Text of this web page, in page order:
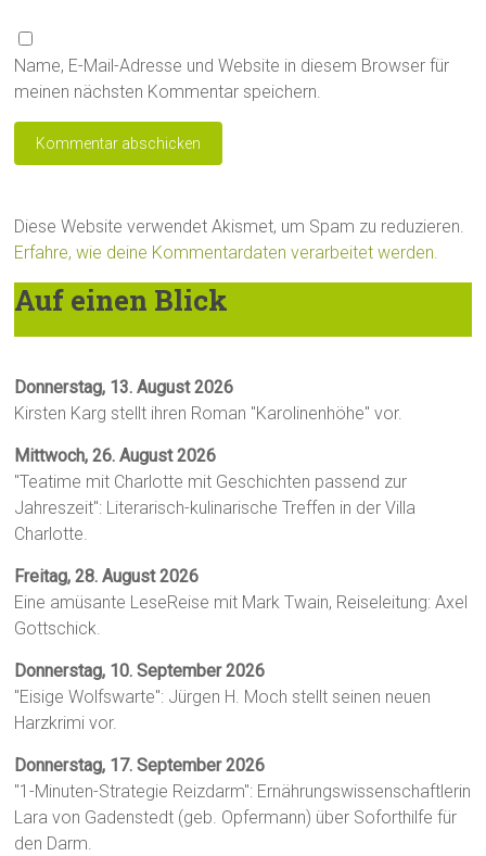
Name, E-Mail-Adresse und Website in diesem Browser für
meinen nächsten Kommentar speichern.
Diese Website verwendet Akismet, um Spam zu reduzieren.
Erfahre, wie deine Kommentardaten verarbeitet werden.
Auf einen Blick
Donnerstag, 13. August 2026
Kirsten Karg stellt ihren Roman "Karolinenhöhe" vor.
Mittwoch, 26. August 2026
"Teatime mit Charlotte mit Geschichten passend zur
Jahreszeit": Literarisch-kulinarische Treffen in der Villa
Charlotte.
Freitag, 28. August 2026
Eine amüsante LeseReise mit Mark Twain, Reiseleitung: Axel
Gottschick.
Donnerstag, 10. September 2026
"Eisige Wolfswarte": Jürgen H. Moch stellt seinen neuen
Harzkrimi vor.
Donnerstag, 17. September 2026
"1-Minuten-Strategie Reizdarm": Ernährungswissenschaftlerin
Lara von Gadenstedt (geb. Opfermann) über Soforthilfe für
den Darm.